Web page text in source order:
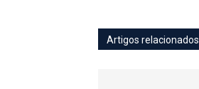
Artigos relacionados